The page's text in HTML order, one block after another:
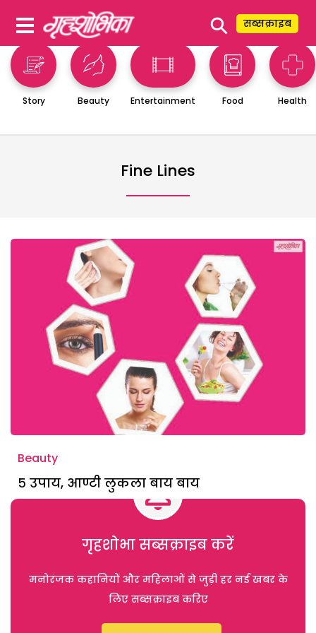
⚲ सब्सक्राइब
Story Beauty Entertainment Food Health
Fine Lines
Beauty
५ उपाय, आण्टी लुकला बाय बाय
गृहशोभा सब्सक्राइब करें
मनोरंजक कहानियों और महिलाओं से जुड़ी हर नई खबर के
लिए सब्सक्राइब करिए